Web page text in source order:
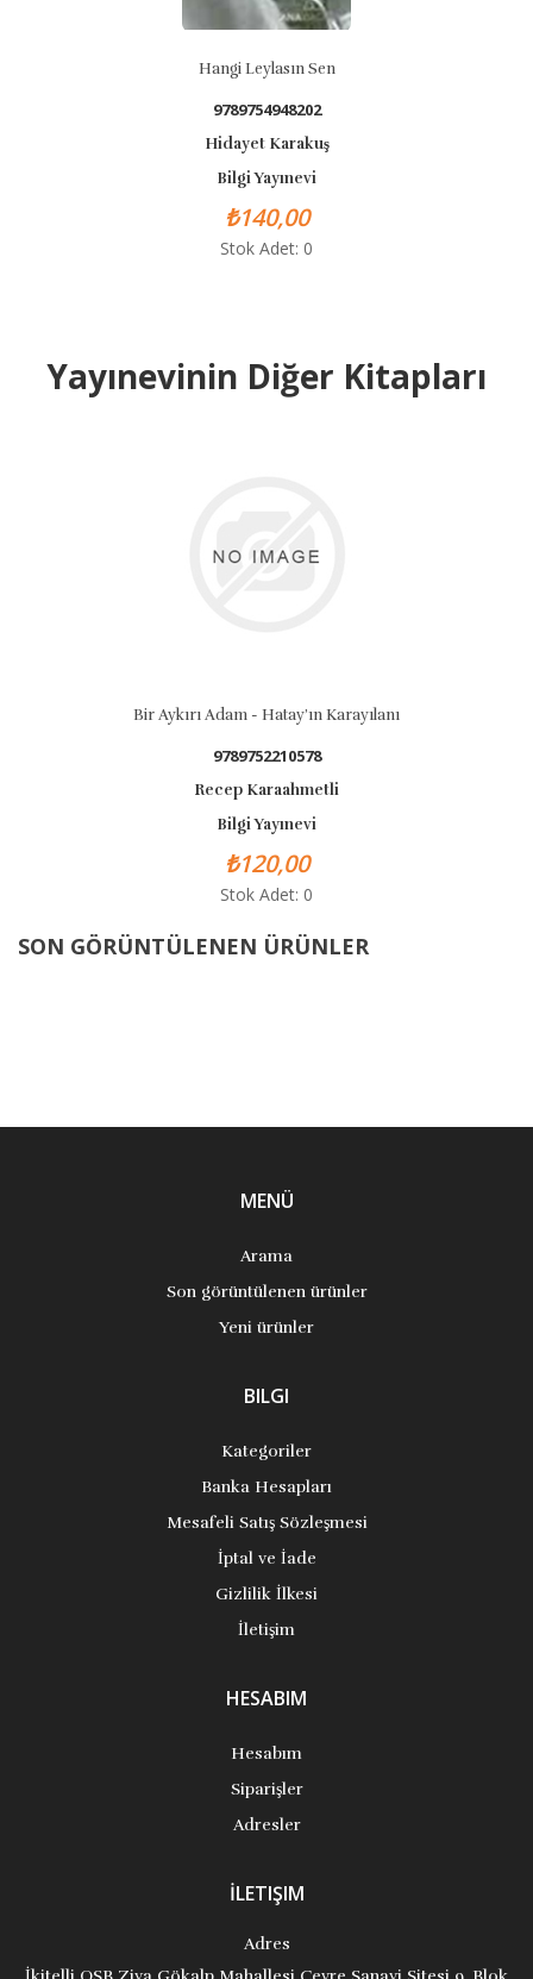
Hangi Leylasın Sen
9789754948202
Hidayet Karakuş
Bilgi Yayınevi
₺140,00
Stok Adet: 0
Yayınevinin Diğer Kitapları
Bir Aykırı Adam - Hatay’ın Karayılanı
9789752210578
Recep Karaahmetli
Bilgi Yayınevi
₺120,00
Stok Adet: 0
SON GÖRÜNTÜLENEN ÜRÜNLER
MENÜ
Arama
Son görüntülenen ürünler
Yeni ürünler
BILGI
Kategoriler
Banka Hesapları
Mesafeli Satış Sözleşmesi
İptal ve İade
Gizlilik İlkesi
İletişim
HESABIM
Hesabım
Siparişler
Adresler
İLETIŞIM
Adres